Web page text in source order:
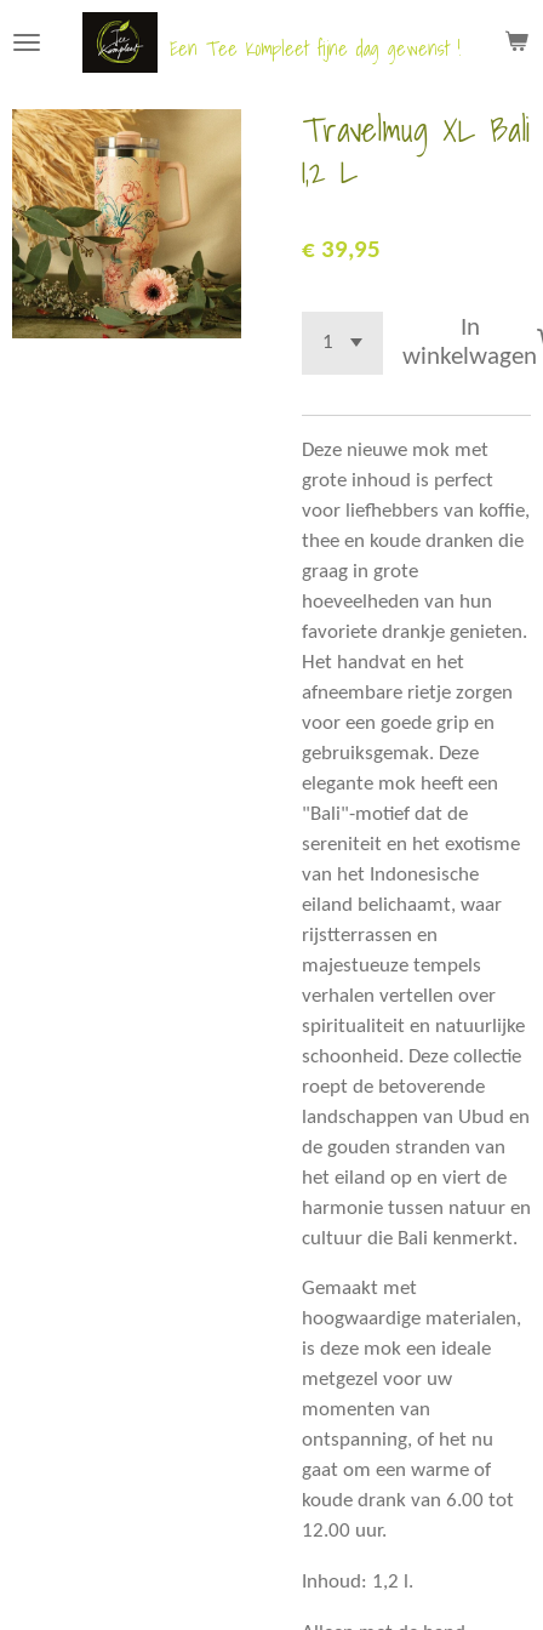
direct
de
hoofdinhoud
Een Tee Kompleet fijne dag gewenst !
Travelmug XL Bali
1,2 L
€ 39,95
In
winkelwagen
Deze nieuwe mok met
grote inhoud is perfect
voor liefhebbers van koffie,
thee en koude dranken die
graag in grote
hoeveelheden van hun
favoriete drankje genieten.
Het handvat en het
afneembare rietje zorgen
voor een goede grip en
gebruiksgemak. Deze
elegante mok heeft een
"Bali"-motief dat de
sereniteit en het exotisme
van het Indonesische
eiland belichaamt, waar
rijstterrassen en
majestueuze tempels
verhalen vertellen over
spiritualiteit en natuurlijke
schoonheid. Deze collectie
roept de betoverende
landschappen van Ubud en
de gouden stranden van
het eiland op en viert de
harmonie tussen natuur en
cultuur die Bali kenmerkt.
Gemaakt met
hoogwaardige materialen,
is deze mok een ideale
metgezel voor uw
momenten van
ontspanning, of het nu
gaat om een ​​warme of
koude drank van 6.00 tot
12.00 uur.
Inhoud: 1,2 l.